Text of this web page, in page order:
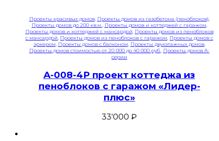
Проекты красивых домов, Проекты домов из газобетона (пеноблоков),
Проекты домов до 200 кв.м., Проекты домов и коттеджей с гаражом,
Проекты домов и коттеджей с мансардой, Проекты домов из пеноблоков
с мансардой, Проекты домов из пеноблоков с гаражом, Проекты домов с
эркером, Проекты домов с балконом, Проекты двухэтажных домов,
Проекты домов стоимостью от 20 000 до 40 000 руб., Проекты домов A-
серии
A-008-4P проект коттеджа из
пеноблоков с гаражом «Лидер-
плюс»
33'000 ₽